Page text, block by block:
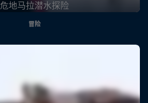
危地马拉潜水探险
冒险